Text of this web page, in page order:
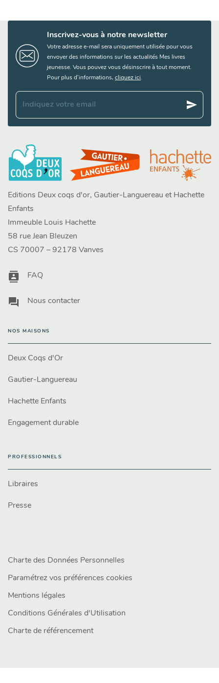
Inscrivez-vous à notre newsletter
Votre adresse e-mail sera uniquement utilisée pour vous
envoyer des informations sur les actualités Mes livres
jeunesse. Vous pouvez vous désinscrire à tout moment.
Pour plus d’informations, cliquez ici.
Indiquez votre email send
Editions Deux coqs d'or, Gautier-Languereau et Hachette
Enfants
Immeuble Louis Hachette
58 rue Jean Bleuzen
CS 70007 – 92178 Vanves
contacts FAQ
question_answer Nous contacter
NOS MAISONS
Deux Coqs d'Or
Gautier-Languereau
Hachette Enfants
Engagement durable
PROFESSIONNELS
Libraires
Presse
Charte des Données Personnelles
Paramétrez vos préférences cookies
Mentions légales
Conditions Générales d'Utilisation
Charte de référencement